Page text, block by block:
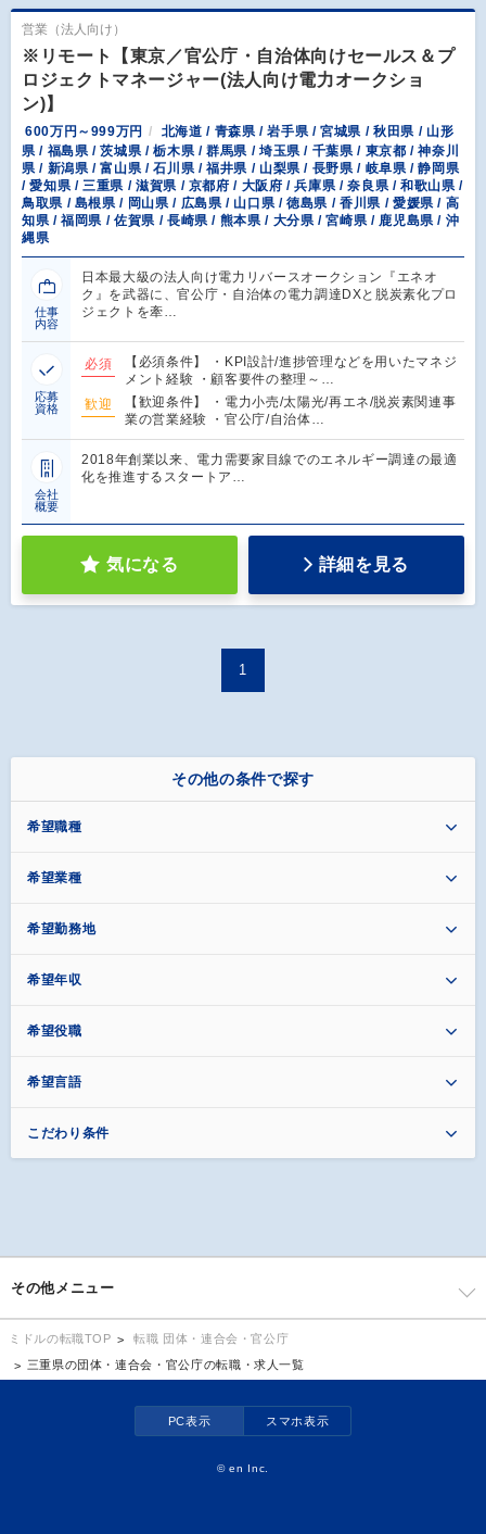
営業（法人向け）
※リモート【東京／官公庁・自治体向けセールス＆プ
ロジェクトマネージャー(法人向け電力オークショ
ン)】
600万円～999万円
北海道 / 青森県 / 岩手県 / 宮城県 / 秋田県 / 山形
県 / 福島県 / 茨城県 / 栃木県 / 群馬県 / 埼玉県 / 千葉県 / 東京都 / 神奈川
県 / 新潟県 / 富山県 / 石川県 / 福井県 / 山梨県 / 長野県 / 岐阜県 / 静岡県
/ 愛知県 / 三重県 / 滋賀県 / 京都府 / 大阪府 / 兵庫県 / 奈良県 / 和歌山県 /
鳥取県 / 島根県 / 岡山県 / 広島県 / 山口県 / 徳島県 / 香川県 / 愛媛県 / 高
知県 / 福岡県 / 佐賀県 / 長崎県 / 熊本県 / 大分県 / 宮崎県 / 鹿児島県 / 沖
縄県
仕事
内容
日本最大級の法人向け電力リバースオークション『エネオ
ク』を武器に、官公庁・自治体の電力調達DXと脱炭素化プロ
ジェクトを牽…
応募
資格
必須
【必須条件】 ・KPI設計/進捗管理などを用いたマネジ
メント経験 ・顧客要件の整理～…
歓迎
【歓迎条件】 ・電力小売/太陽光/再エネ/脱炭素関連事
業の営業経験 ・官公庁/自治体…
会社
概要
2018年創業以来、電力需要家目線でのエネルギー調達の最適
化を推進するスタートア…
気になる 詳細を見る
1
その他の条件で探す
希望職種
希望業種
希望勤務地
希望年収
希望役職
希望言語
こだわり条件
その他メニュー
ミドルの転職TOP
転職 団体・連合会・官公庁
三重県の団体・連合会・官公庁の転職・求人一覧
PC表示 スマホ表示
©en Inc.